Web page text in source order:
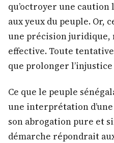
qu’octroyer une
aux yeux du peuple. Or,
une précision juridique,
effective. Toute
que prolonger
Ce que le peuple
une interprétation
son abrogation pure et
démarche répondrait